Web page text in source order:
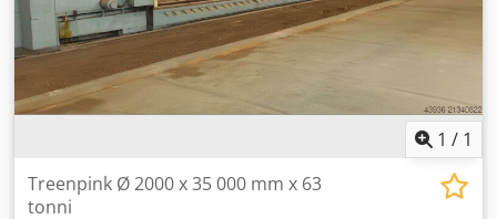
1 / 1
Treenpink Ø 2000 x 35 000 mm x 63
tonni